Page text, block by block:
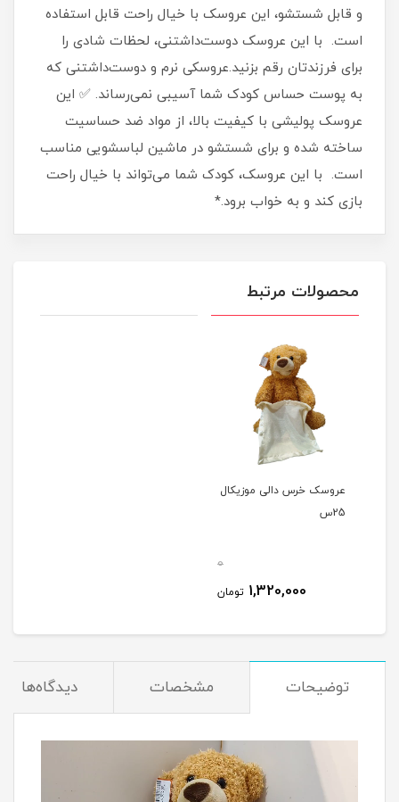
و قابل شستشو، این عروسک با خیال راحت قابل استفاده
است. با این عروسک دوست‌داشتنی، لحظات شادی را
برای فرزندتان رقم بزنید.عروسکی نرم و دوست‌داشتنی که
به پوست حساس کودک شما آسیبی نمی‌رساند. ✅ این
عروسک پولیشی با کیفیت بالا، از مواد ضد حساسیت
ساخته شده و برای شستشو در ماشین لباسشویی مناسب
است. با این عروسک، کودک شما می‌تواند با خیال راحت
بازی کند و به خواب برود.*
محصولات مرتبط
عروسک خرس دالی موزیکال
25س
0
1,320,000 تومان
توضیحات مشخصات دیدگاه‌ها